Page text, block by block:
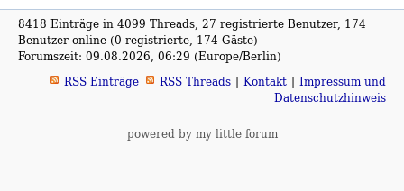
8418 Einträge in 4099 Threads, 27 registrierte Benutzer, 174
Benutzer online (0 registrierte, 174 Gäste)
Forumszeit: 09.08.2026, 06:29 (Europe/Berlin)
RSS Einträge
RSS Threads Kontakt
Impressum und
Datenschutzhinweis
powered by my little forum